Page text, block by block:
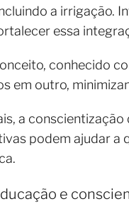
a irrigação.
essa
conhecido
em outro,
a
podem ajudar a
e